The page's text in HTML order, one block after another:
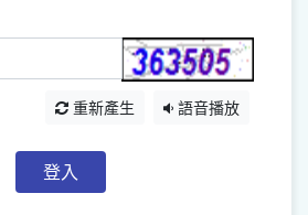
重新產生 語音播放
登入